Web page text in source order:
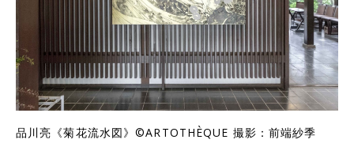
品川亮《菊花流水図》©ARTOTHÈQUE 撮影：前端紗季